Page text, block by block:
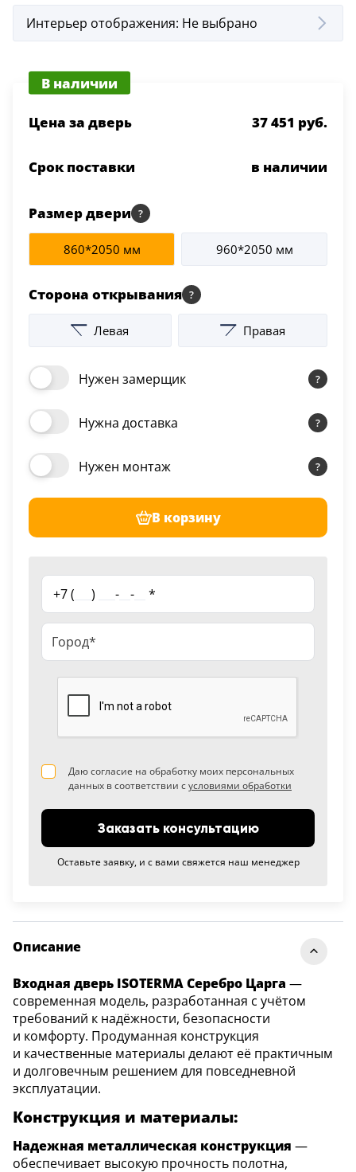
Интерьер отображения: Не выбрано
В наличии
Цена за дверь 37 451 руб.
Срок поставки в наличии
Размер двери
860*2050 мм 960*2050 мм
Сторона открывания
Левая Правая
Нужен замерщик
Нужна доставка
Нужен монтаж
В корзину
+7 ( ) - - *
Даю согласие на обработку моих персональных
данных в соответствии сусловиями обработки
Заказать консультацию
Оставьте заявку, и с вами свяжется наш менеджер
Описание
Входная дверь ISOTERMA Серебро Царга —
современная модель, разработанная с учётом
требований к надёжности, безопасности
и комфорту. Продуманная конструкция
и качественные материалы делают её практичным
и долговечным решением для повседневной
эксплуатации.
Конструкция и материалы:
Надежная металлическая конструкция —
обеспечивает высокую прочность полотна,